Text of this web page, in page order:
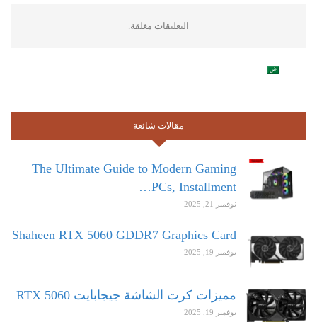
التعليقات مغلقة.
مقالات شائعة
The Ultimate Guide to Modern Gaming
PCs, Installment…
نوفمبر 21, 2025
Shaheen RTX 5060 GDDR7 Graphics Card
نوفمبر 19, 2025
مميزات كرت الشاشة جيجابايت RTX 5060
نوفمبر 19, 2025